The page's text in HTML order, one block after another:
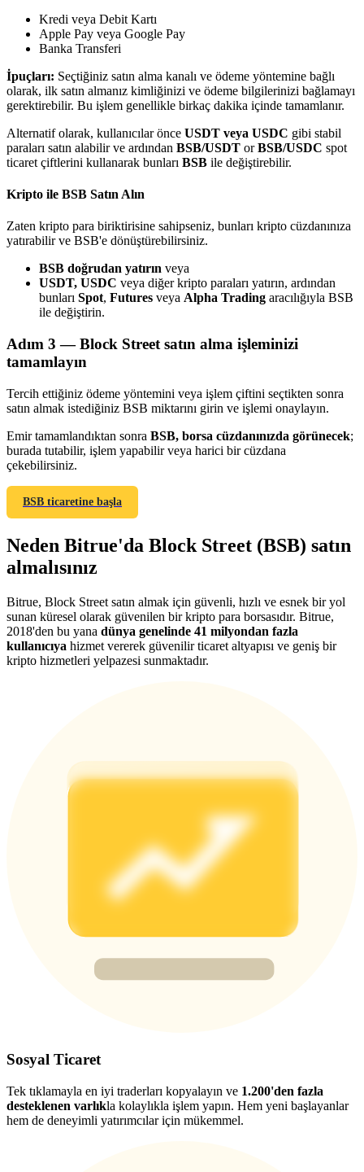
Bitrue Ortakları
Bitrue İş Ortağı
Yönlendirme
Arkadaşını davet et, nakit ödüller kazan
BTC Welcome Rewards
Deposit & Trade BTC to Share 25000 USDT prize pool!
Deposit CASHCAT & Win
Share 500000 CASHCAT prize pool
Exclusive for BitMart Users
Register & Trade to Win 500,000 USDT
Trade Gold & Silver · 33,333 USDT Bonus
USDT New User Exclusive 10% APR
Kredi veya Debit Kartı
Apple Pay veya Google Pay
Banka Transferi
İpuçları: Seçtiğiniz satın alma kanalı ve ödeme yöntemine bağlı
olarak, ilk satın almanız kimliğinizi ve ödeme bilgilerinizi bağlamayı
gerektirebilir. Bu işlem genellikle birkaç dakika içinde tamamlanır.
Alternatif olarak, kullanıcılar önce USDT veya USDC gibi stabil
paraları satın alabilir ve ardından BSB/USDT orBSB/USDC spot
ticaret çiftlerini kullanarak bunları BSB ile değiştirebilir.
Kripto ile BSB Satın Alın
Zaten kripto para biriktirisine sahipseniz, bunları kripto cüzdanınıza
yatırabilir ve BSB'e dönüştürebilirsiniz.
BSB doğrudan yatırın veya
USDT, USDC veya diğer kripto paraları yatırın, ardından
bunları Spot, Futures veya Alpha Trading aracılığıyla BSB
ile değiştirin.
Adım 3 —Block Street satın alma işleminizi
tamamlayın
Tercih ettiğiniz ödeme yöntemini veya işlem çiftini seçtikten sonra
satın almak istediğiniz BSB miktarını girin ve işlemi onaylayın.
Emir tamamlandıktan sonra BSB, borsa cüzdanınızda görünecek;
burada tutabilir, işlem yapabilir veya harici bir cüzdana
çekebilirsiniz.
BSB ticaretine başla
Neden Bitrue'da Block Street (BSB) satın
almalısınız
Bitrue, Block Street satın almak için güvenli, hızlı ve esnek bir yol
sunan küresel olarak güvenilen bir kripto para borsasıdır. Bitrue,
2018'den bu yana dünya genelinde 41 milyondan fazla
kullanıcıya hizmet vererek güvenilir ticaret altyapısı ve geniş bir
kripto hizmetleri yelpazesi sunmaktadır.
Sosyal Ticaret
Tek tıklamayla en iyi traderları kopyalayın ve 1.200'den fazla
desteklenen varlıkla kolaylıkla işlem yapın. Hem yeni başlayanlar
hem de deneyimli yatırımcılar için mükemmel.